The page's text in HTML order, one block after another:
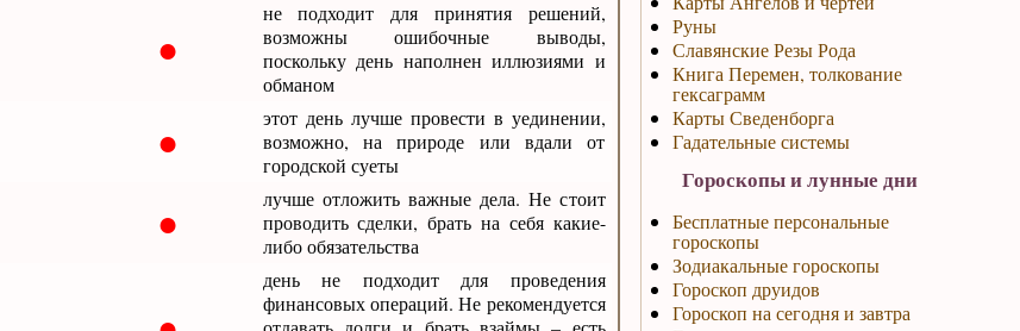
●
не подходит для принятия решений,
возможны ошибочные выводы,
поскольку день наполнен иллюзиями и
обманом
●
этот день лучше провести в уединении,
возможно, на природе или вдали от
городской суеты
●
лучше отложить важные дела. Не стоит
проводить сделки, брать на себя какие-
либо обязательства
день не подходит для проведения
финансовых операций. Не рекомендуется
Руны
Славянские Резы Рода
Книга Перемен, толкование
гексаграмм
Карты Сведенборга
Гадательные системы
Гороскопы и лунные дни
Бесплатные персональные
гороскопы
Зодиакальные гороскопы
Гороскоп друидов
Гороскоп на сегодня и завтра